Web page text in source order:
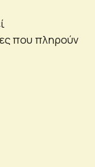
που πληρούν